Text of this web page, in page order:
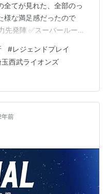
全てが見れた、全部のっ
様な満足感だったので
先発陣 ✅️スーパールーキ
Uの意地と気魄 今井と隅
にひとかたならぬプレ
さえ嫌な強力バファロ
7回に同点となる2ラン
板内容からしたら天地の
#レジェンドプレイ
玉西武ライオンズ
年前